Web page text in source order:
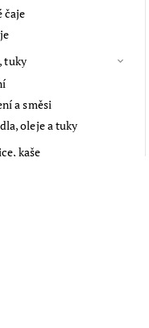
čaje
tuky
a směsi
oleje a tuky
kaše